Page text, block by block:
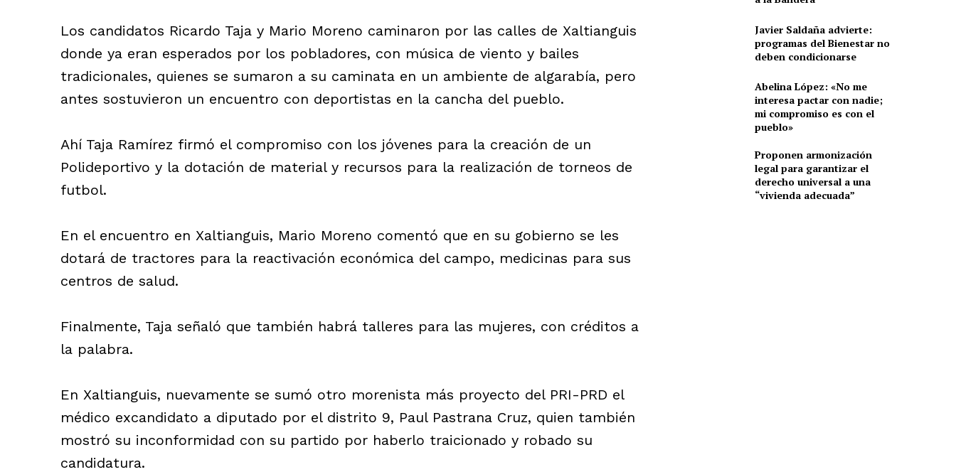
Los candidatos Ricardo Taja y Mario Moreno caminaron por las calles de Xaltianguis
donde ya eran esperados por los pobladores, con música de viento y bailes
tradicionales, quienes se sumaron a su caminata en un ambiente de algarabía, pero
antes sostuvieron un encuentro con deportistas en la cancha del pueblo.
Ahí Taja Ramírez firmó el compromiso con los jóvenes para la creación de un
Polideportivo y la dotación de material y recursos para la realización de torneos de
futbol.
En el encuentro en Xaltianguis, Mario Moreno comentó que en su gobierno se les
dotará de tractores para la reactivación económica del campo, medicinas para sus
centros de salud.
Finalmente, Taja señaló que también habrá talleres para las mujeres, con créditos a
la palabra.
En Xaltianguis, nuevamente se sumó otro morenista más proyecto del PRI-PRD el
médico excandidato a diputado por el distrito 9, Paul Pastrana Cruz, quien también
mostró su inconformidad con su partido por haberlo traicionado y robado su
candidatura.
Javier Saldaña advierte:
programas del Bienestar no
deben condicionarse
Abelina López: «No me
interesa pactar con nadie;
mi compromiso es con el
pueblo»
Proponen armonización
legal para garantizar el
derecho universal a una
“vivienda adecuada”